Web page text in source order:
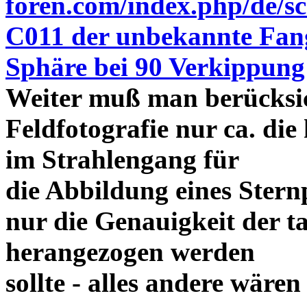
C011 der unbekannte
Sphäre bei 90 Verkippung
Weiter muß man
Feldfotografie nur ca. die
im Strahlengang für
die Abbildung eines
nur die Genauigkeit der
herangezogen werden
sollte - alles andere